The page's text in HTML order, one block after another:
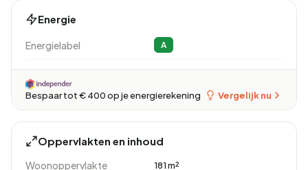
Energie
Energielabel A
Bespaar tot € 400 op je energierekening Vergelijk nu
Oppervlakten en inhoud
Woonoppervlakte 181 m²